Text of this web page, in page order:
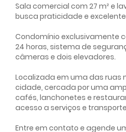
Sala comercial com 27 m² e
busca praticidade e
Condomínio exclusivamente
24 horas, sistema de
câmeras e dois elevadores.
Localizada em uma das ruas
cidade, cercada por uma
cafés, lanchonetes e
acesso a serviços e
Entre em contato e agende